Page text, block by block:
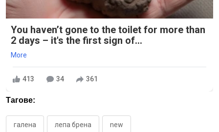
You haven’t gone to the toilet for more than
2 days – it's the first sign of...
More
413 34 361
Тагове:
галена лепа брена new